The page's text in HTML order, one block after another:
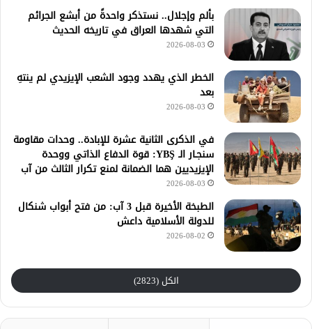
بألم وإجلال.. نستذكر واحدةً من أبشع الجرائم
التي شهدها العراق في تاريخه الحديث
2026-08-03
الخطر الذي يهدد وجود الشعب الإيزيدي لم ينتهِ
بعد
2026-08-03
في الذكرى الثانية عشرة للإبادة.. وحدات مقاومة
سنجـار الـ YBŞ: قوة الدفاع الذاتي ووحدة
الإيزيديين هما الضمانة لمنع تكرار الثالث من آب
2026-08-03
الطبخة الأخيرة قبل 3 آب: من فتح أبواب شنكال
للدولة الأسلامية داعش
2026-08-02
الكل (2823)